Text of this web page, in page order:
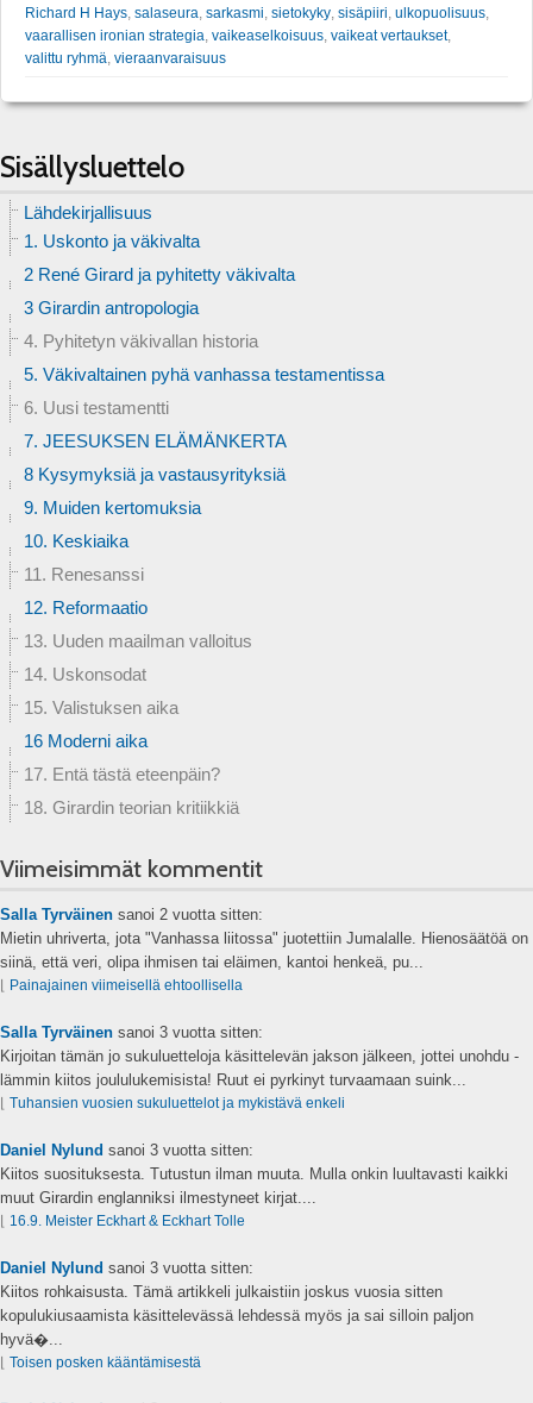
Richard H Hays salaseura sarkasmi sietokyky sisäpiiri ulkopuolisuus
vaarallisen ironian strategia vaikeaselkoisuus vaikeat vertaukset,
valittu ryhmä vieraanvaraisuus
Sisällysluettelo
Lähdekirjallisuus
1. Uskonto ja väkivalta
2 René Girard ja pyhitetty väkivalta
3 Girardin antropologia
4. Pyhitetyn väkivallan historia
5. Väkivaltainen pyhä vanhassa testamentissa
6. Uusi testamentti
7. JEESUKSEN ELÄMÄNKERTA
8 Kysymyksiä ja vastausyrityksiä
9. Muiden kertomuksia
10. Keskiaika
11. Renesanssi
12. Reformaatio
13. Uuden maailman valloitus
14. Uskonsodat
15. Valistuksen aika
16 Moderni aika
17. Entä tästä eteenpäin?
18. Girardin teorian kritiikkiä
Viimeisimmät kommentit
Salla Tyrväinen sanoi 2 vuotta sitten:
Mietin uhriverta, jota "Vanhassa liitossa" juotettiin Jumalalle. Hienosäätöä on
siinä, että veri, olipa ihmisen tai eläimen, kantoi henkeä, pu...
⌊ Painajainen viimeisellä ehtoollisella
Salla Tyrväinen sanoi 3 vuotta sitten:
Kirjoitan tämän jo sukuluetteloja käsittelevän jakson jälkeen, jottei unohdu -
lämmin kiitos joululukemisista! Ruut ei pyrkinyt turvaamaan suink...
⌊ Tuhansien vuosien sukuluettelot ja mykistävä enkeli
Daniel Nylund sanoi 3 vuotta sitten:
Kiitos suosituksesta. Tutustun ilman muuta. Mulla onkin luultavasti kaikki
muut Girardin englanniksi ilmestyneet kirjat....
⌊ 16.9. Meister Eckhart & Eckhart Tolle
Daniel Nylund sanoi 3 vuotta sitten:
Kiitos rohkaisusta. Tämä artikkeli julkaistiin joskus vuosia sitten
kopulukiusaamista käsittelevässä lehdessä myös ja sai silloin paljon
hyvä�...
⌊ Toisen posken kääntämisestä